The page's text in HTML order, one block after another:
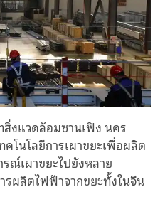
งแวดล้อมซานเฟิง นคร
โนโลยีการเผาขยะเพื่อผลิต
ณ์เผาขยะไปยังหลาย
รผลิตไฟฟ้าจากขยะทั้งในจีน